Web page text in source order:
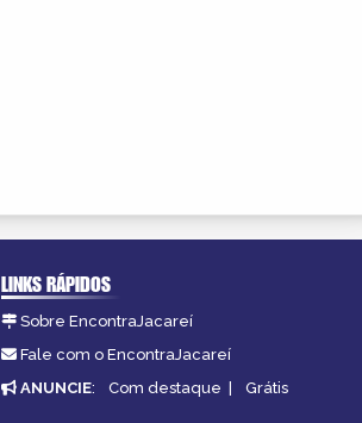
LINKS RÁPIDOS
Sobre EncontraJacareí
Fale com o EncontraJacareí
ANUNCIE: Com destaque | Grátis